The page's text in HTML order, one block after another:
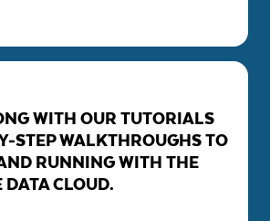
WITH OUR TUTORIALS
STEP WALKTHROUGHS TO
RUNNING WITH THE
CLOUD.